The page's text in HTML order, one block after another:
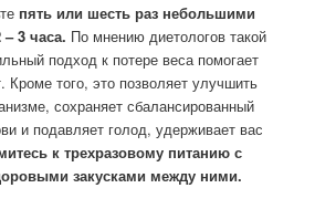
пять или шесть раз небольшими
3 часа. По мнению диетологов такой
подход к потере веса помогает
Кроме того, это позволяет улучшить
сохраняет сбалансированный
и подавляет голод, удерживает вас
к трехразовому питанию с
закусками между ними.